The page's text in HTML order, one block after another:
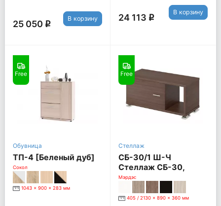
25 050 q
В корзину 24 113 q
В корзину
Free
Обувница
ТП-4 [Беленый дуб]
Сокол
1043 x 900 x 283 мм
Free
Стеллаж
СБ-30/1 Ш-Ч
Стеллаж СБ-30,
шамони
Мэрдэс
405 / 2130 x 890 x 360 мм